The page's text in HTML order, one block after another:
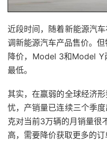
近段时间，随着新能源汽
调新能源汽车产品售价。
降价，Model 3和Model Y
最低。
其实，在羸弱的全球经济
忧，产销量已连续三个季
克对当前3万辆的月销量很
高，需要降价获取更多的订